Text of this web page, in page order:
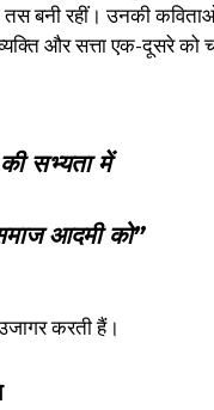
बनी रहीं। उनकी
और सत्ता एक-दूसरे
सभ्यता में
आदमी को”
करती हैं।